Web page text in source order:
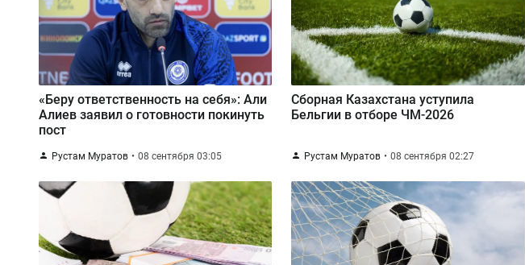
«Беру ответственность на себя»: Али
Алиев заявил о готовности покинуть
пост
Рустам Муратов 08 сентября 03:05
Сборная Казахстана уступила
Бельгии в отборе ЧМ-2026
Рустам Муратов 08 сентября 02:27